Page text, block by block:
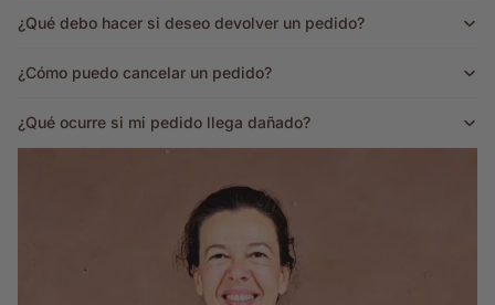
¿Qué debo hacer si deseo devolver un pedido?
¿Cómo puedo cancelar un pedido?
¿Qué ocurre si mi pedido llega dañado?